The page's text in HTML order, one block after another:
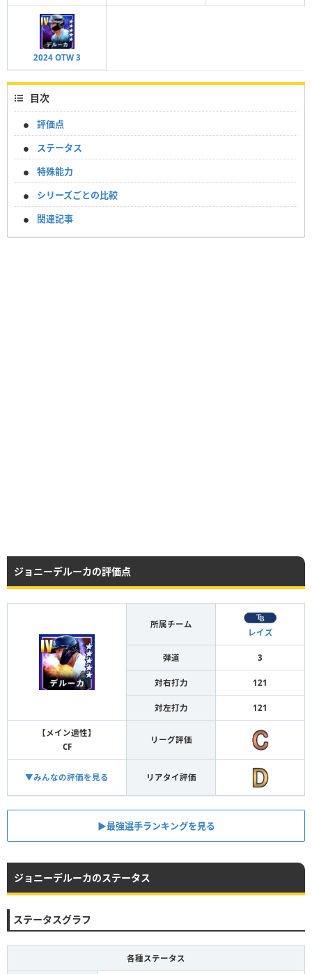
2024 OTW 3
目次
評価点
ステータス
特殊能力
シリーズごとの比較
関連記事
ジョニーデルーカの評価点
所属チーム
レイズ
弾道 3
対右打力 121
対左打力 121
【メイン適性】
CF
リーグ評価
▼みんなの評価を見る リアタイ評価
▶︎最強選手ランキングを見る
ジョニーデルーカのステータス
ステータスグラフ
各種ステータス